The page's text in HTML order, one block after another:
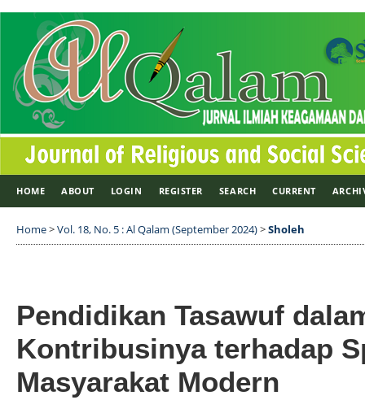
HOME ABOUT LOGIN REGISTER SEARCH CURRENT
Home>Vol. 18, No. 5 : Al Qalam (September 2024)>Sholeh
Pendidikan Tasawuf
Kontribusinya terhadap
Masyarakat Modern